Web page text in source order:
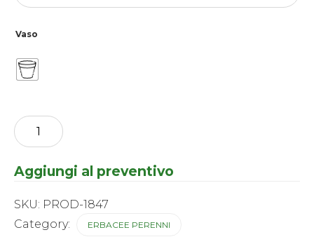
Vaso
Echinops
-
ritro
Aggiungi al preventivo
SKU: PROD-1847
Category:
ERBACEE PERENNI